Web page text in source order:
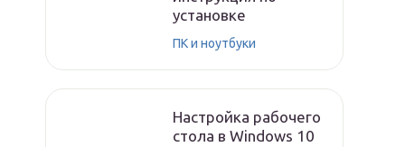
установке
ПК и ноутбуки
Настройка рабочего
стола в Windows 10